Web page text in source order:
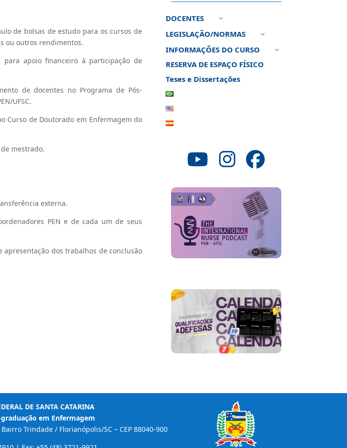
de bolsas de estudo para os cursos de
ou outros rendimentos.
apoio financeiro à participação de
de docentes no Programa de Pós-
UFSC.
Curso de Doutorado em Enfermagem do
mestrado.
externa.
PEN e de cada um de seus
dos trabalhos de conclusão
DOCENTES 3
LEGISLAÇÃO/NORMAS 3
INFORMAÇÕES DO CURSO 3
RESERVA DE ESPAÇO FÍSICO
Teses e Dissertações
DE SANTA CATARINA
em Enfermagem
Trindade / Florianópolis/SC – CEP 88040-900